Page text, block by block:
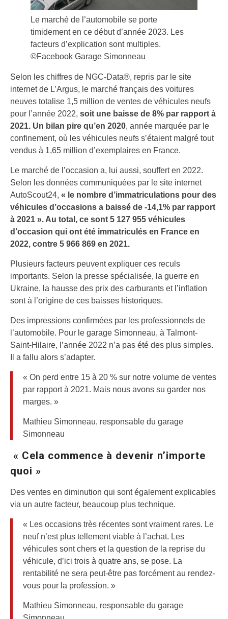
Le marché de l’automobile se porte
timidement en ce début d’année 2023. Les
facteurs d’explication sont multiples.
©Facebook Garage Simonneau
Selon les chiffres de NGC-Data®, repris par le site
internet de L’Argus, le marché français des voitures
neuves totalise 1,5 million de ventes de véhicules neufs
pour l’année 2022, soit une baisse de 8% par rapport à
2021. Un bilan pire qu’en 2020, année marquée par le
confinement, où les véhicules neufs s’étaient malgré tout
vendus à 1,65 million d’exemplaires en France.
Le marché de l’occasion a, lui aussi, souffert en 2022.
Selon les données communiquées par le site internet
AutoScout24, « le nombre d’immatriculations pour des
véhicules d’occasions a baissé de -14,1% par rapport
à 2021 ». Au total, ce sont 5 127 955 véhicules
d’occasion qui ont été immatriculés en France en
2022, contre 5 966 869 en 2021.
Plusieurs facteurs peuvent expliquer ces reculs
importants. Selon la presse spécialisée, la guerre en
Ukraine, la hausse des prix des carburants et l’inflation
sont à l’origine de ces baisses historiques.
Des impressions confirmées par les professionnels de
l’automobile. Pour le garage Simonneau, à Talmont-
Saint-Hilaire, l’année 2022 n’a pas été des plus simples.
Il a fallu alors s’adapter.
« On perd entre 15 à 20 % sur notre volume de ventes
par rapport à 2021. Mais nous avons su garder nos
marges. »
Mathieu Simonneau, responsable du garage
Simonneau
« Cela commence à devenir n’importe
quoi »
Des ventes en diminution qui sont également explicables
via un autre facteur, beaucoup plus technique.
« Les occasions très récentes sont vraiment rares. Le
neuf n’est plus tellement viable à l’achat. Les
véhicules sont chers et la question de la reprise du
véhicule, d’ici trois à quatre ans, se pose. La
rentabilité ne sera peut-être pas forcément au rendez-
vous pour la profession. »
Mathieu Simonneau, responsable du garage